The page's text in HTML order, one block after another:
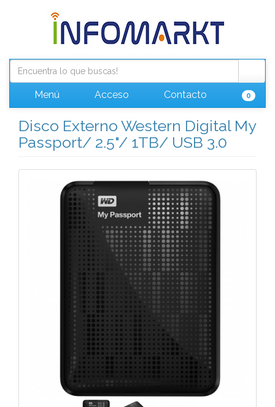
Menú Acceso Contacto 0
Disco Externo Western Digital My
Passport/ 2.5"/ 1TB/ USB 3.0